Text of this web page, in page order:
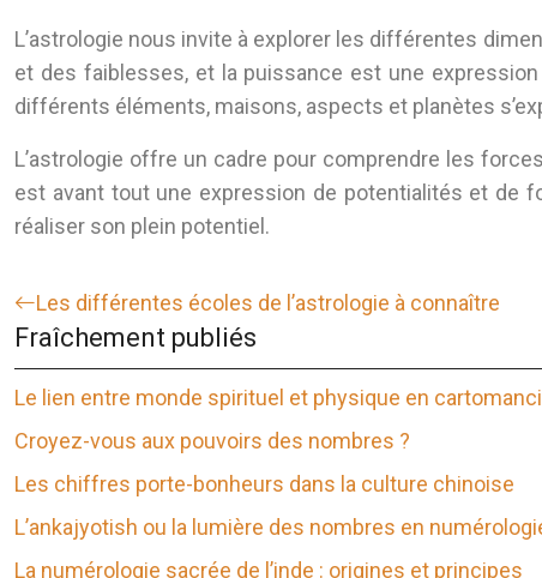
L’astrologie nous invite à explorer les différentes
et des faiblesses, et la puissance est une
différents éléments, maisons, aspects et planètes
L’astrologie offre un cadre pour comprendre les
est avant tout une expression de potentialités et de
réaliser son plein potentiel.
Les différentes écoles de l’astrologie à connaître
Fraîchement publiés
Le lien entre monde spirituel et physique en
Croyez-vous aux pouvoirs des nombres ?
Les chiffres porte-bonheurs dans la culture chinoise
L’ankajyotish ou la lumière des nombres en
La numérologie sacrée de l’inde : origines et principes